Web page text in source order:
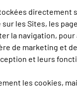
directement
les Sites, les
la navigation,
de marketing et
et leurs
les cookies,